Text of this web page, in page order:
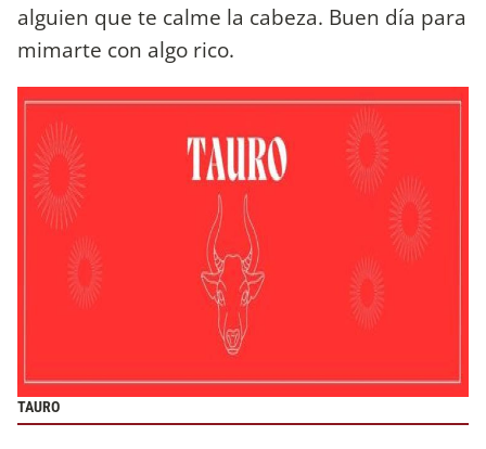
alguien que te calme la cabeza. Buen día para
mimarte con algo rico.
TAURO